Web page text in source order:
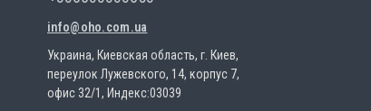
info@oho.com.ua
Украина, Киевская область, г. Киев,
переулок Лужевского, 14, корпус 7,
офис 32/1, Индекс:03039